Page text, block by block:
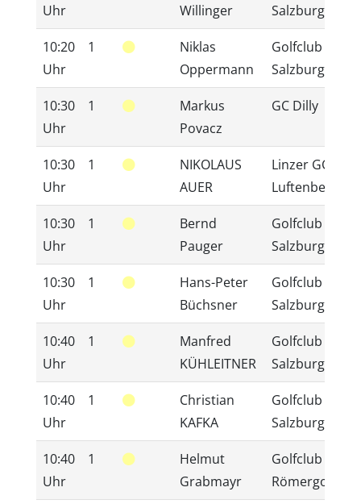
Uhr
Willinger
Salzburg
10:20
Uhr
1
Niklas
Oppermann
Golfclub
Salzburg
10:30
Uhr
1
Markus
Povacz
GC Dilly
10:30
Uhr
1
NIKOLAUS
AUER
Linzer GC
Luftenberg
10:30
Uhr
1
Bernd
Pauger
Golfclub
Salzburg
10:30
Uhr
1
Hans-Peter
Büchsner
Golfclub
Salzburg
10:40
Uhr
1
Manfred
KÜHLEITNER
Golfclub
Salzburg
10:40
Uhr
1
Christian
KAFKA
Golfclub
Salzburg
10:40
Uhr
1
Helmut
Grabmayr
Golfclub
Römergolf